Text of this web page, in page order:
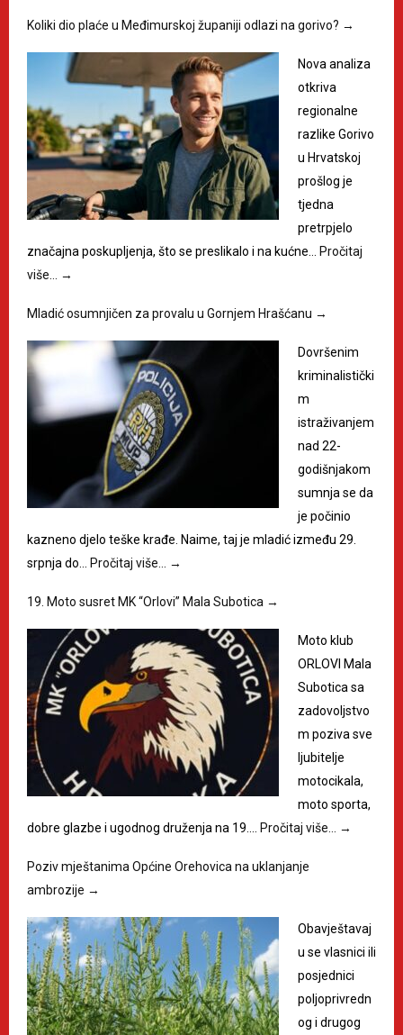
Koliki dio plaće u Međimurskoj županiji odlazi na gorivo? →
Nova analiza
otkriva
regionalne
razlike Gorivo
u Hrvatskoj
prošlog je
tjedna
pretrpjelo
značajna poskupljenja, što se preslikalo i na kućne… Pročitaj
više… →
Mladić osumnjičen za provalu u Gornjem Hrašćanu →
Dovršenim
kriminalistički
m
istraživanjem
nad 22-
godišnjakom
sumnja se da
je počinio
kazneno djelo teške krađe. Naime, taj je mladić između 29.
srpnja do… Pročitaj više… →
19. Moto susret MK “Orlovi” Mala Subotica →
Moto klub
ORLOVI Mala
Subotica sa
zadovoljstvo
m poziva sve
ljubitelje
motocikala,
moto sporta,
dobre glazbe i ugodnog druženja na 19.… Pročitaj više… →
Poziv mještanima Općine Orehovica na uklanjanje
ambrozije →
Obavještavaj
u se vlasnici ili
posjednici
poljoprivredn
og i drugog